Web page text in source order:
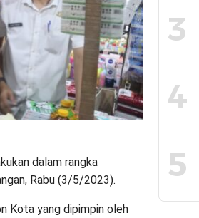
dalam rangka
Rabu (3/5/2023).
Kota yang dipimpin oleh
3
4
5